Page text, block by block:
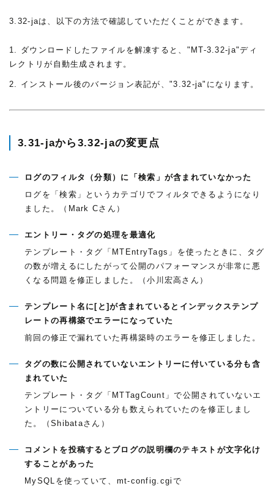
3.32-jaは、以下の方法で確認していただくことができます。
ダウンロードしたファイルを解凍すると、"MT-3.32-ja"ディ
レクトリが自動生成されます。
インストール後のバージョン表記が、"3.32-ja"になります。
3.31-jaから3.32-jaの変更点
ログのフィルタ（分類）に「検索」が含まれていなかった
ログを「検索」というカテゴリでフィルタできるようになり
ました。（Mark Cさん）
エントリー・タグの処理を最適化
テンプレート・タグ「MTEntryTags」を使ったときに、タグ
の数が増えるにしたがって公開のパフォーマンスが非常に悪
くなる問題を修正しました。（小川宏高さん）
テンプレート名に[と]が含まれているとインデックステンプ
レートの再構築でエラーになっていた
前回の修正で漏れていた再構築時のエラーを修正しました。
タグの数に公開されていないエントリーに付いている分も含
まれていた
テンプレート・タグ「MTTagCount」で公開されていないエ
ントリーについている分も数えられていたのを修正しまし
た。（Shibataさん）
コメントを投稿するとブログの説明欄のテキストが文字化け
することがあった
MySQLを使っていて、mt-config.cgiで